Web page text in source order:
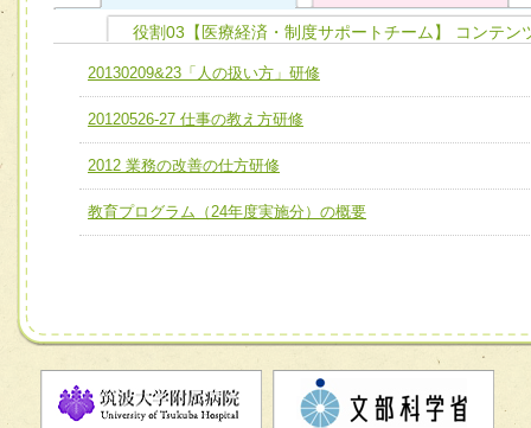
ユニット１ 医療人としての基礎能力
全人的医療を実践する医療人として、必要な基礎能力を身
ける
ユニット２ チーム医療構成力
必要に応じて柔軟に医療チームを組織し、強調できる
ユニット３ 多職種連携力
チーム01【病院内横断的問題解決チーム】
チーム02【地域医療連携推進による高度医療を必要とする
宅患者等支援チーム】
チーム03【癌患者服薬サポートチーム】
チーム06【外来化学療法チーム】
チーム07【病院職員に対する院内感染対策教育チーム】
役割03【医療経済・制度サポートチーム】 コンテン
20130209&23「人の扱い方」研修
20120526-27 仕事の教え方研修
2012 業務の改善の仕方研修
教育プログラム（24年度実施分）の概要